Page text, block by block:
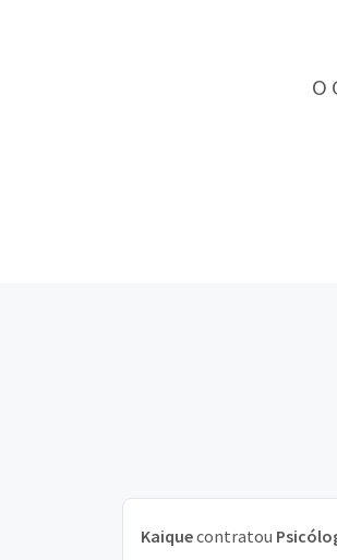
O
Kaiquecontratou